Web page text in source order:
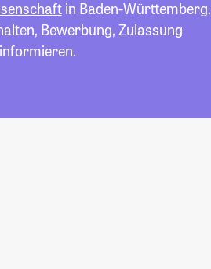
in Baden-Württemberg.
Bewerbung, Zulassung